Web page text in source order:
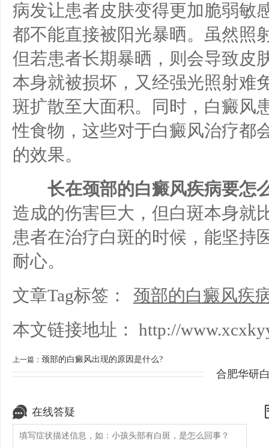
病发让患者皮肤变得更加脆弱敏
都不能直接被阳光暴晒。虽然照
但若患者长期暴晒，则会导致皮
本身就被损坏，又经强光照射难
斑扩散至大面积。同时，白癜风
性食物，这些对于白癜风治疗都
的效果。
长在颈部的白癜风疾病要怎
造成的伤害巨大，但白斑本身就
患者在治疗白斑的时候，能坚持
耐心。
文章Tag标签：
颈部的白癜风疾
本文链接地址：
http://
上一篇： 颈部的白癜风出现的原因是什么?
合肥华研
在线答疑